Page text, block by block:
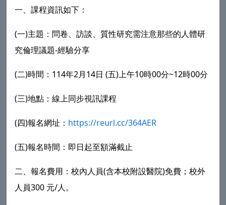
一、課程資訊如下：
(一)主題：問卷、訪談、質性研究需注意那些的人體研
究倫理議題-經驗分享
(二)時間：114年2月14日 (五)上午10時00分~12時00分
(三)地點：線上同步視訊課程
(四)報名網址： https://reurl.cc/364AER
(五)報名時間：即日起至額滿截止
二、報名費用：校內人員(含本校附設醫院)免費；校外
人員300 元/人。